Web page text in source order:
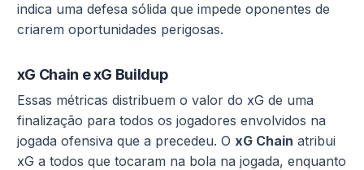
indica uma defesa sólida que impede oponentes de
criarem oportunidades perigosas.
xG Chain e xG Buildup
Essas métricas distribuem o valor do xG de uma
finalização para todos os jogadores envolvidos na
jogada ofensiva que a precedeu. O xG Chain atribui
xG a todos que tocaram na bola na jogada, enquanto